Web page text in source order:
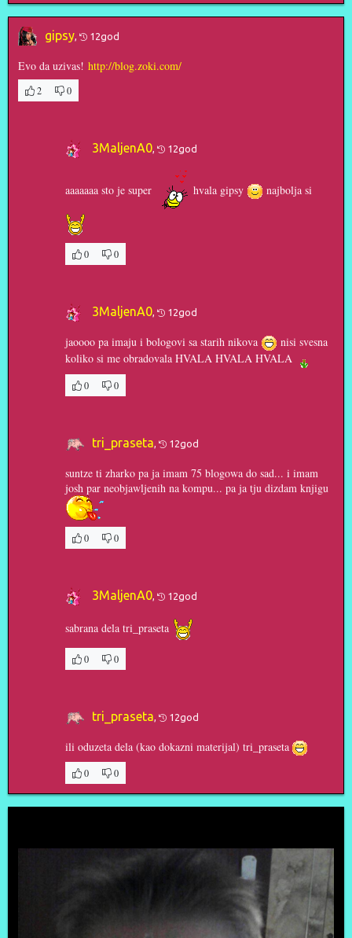
gipsy, 12god
Evo da uzivas! http://blog.zoki.com/
2 0
3MaljenA0, 12god
aaaaaaa sto je super hvala gipsy najbolja si
0 0
3MaljenA0, 12god
jaoooo pa imaju i bologovi sa starih nikova
nisi svesna
koliko si me obradovala HVALA HVALA HVALA
0 0
tri_praseta, 12god
suntze ti zharko pa ja imam 75 blogowa do sad... i imam
josh par neobjawljenih na kompu... pa ja tju dizdam knjigu
0 0
3MaljenA0, 12god
sabrana dela tri_praseta
0 0
tri_praseta, 12god
ili oduzeta dela (kao dokazni materijal) tri_praseta
0 0